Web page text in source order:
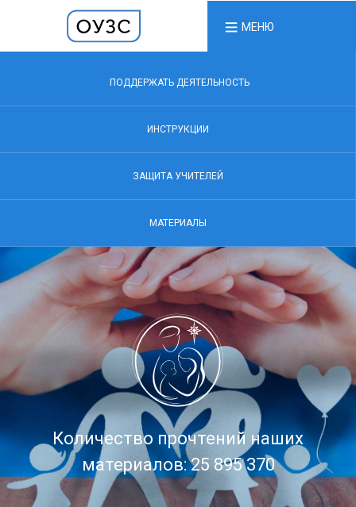
МЕНЮ
ПОДДЕРЖАТЬ ДЕЯТЕЛЬНОСТЬ
ИНСТРУКЦИИ
ЗАЩИТА УЧИТЕЛЕЙ
МАТЕРИАЛЫ
Количество прочтений наших
материалов: 25 895 370